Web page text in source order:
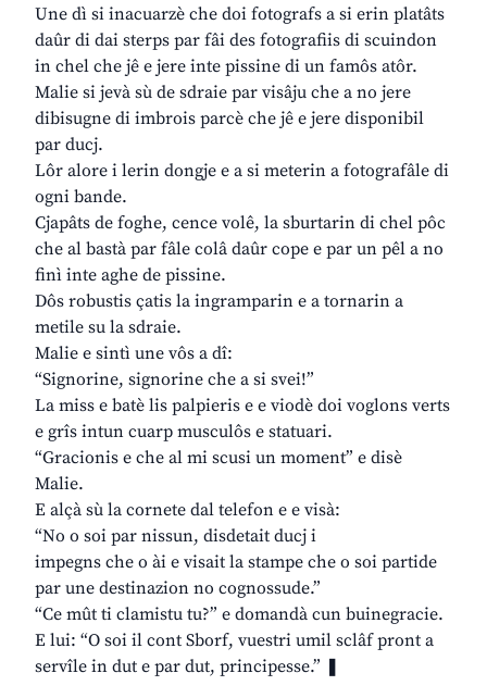
Une dì si inacuarzè che doi fotografs a si erin platâts
daûr di dai sterps par fâi des fotografiis di scuindon
in chel che jê e jere inte pissine di un famôs atôr.
Malie si jevà sù de sdraie par visâju che a no jere
dibisugne di imbrois parcè che jê e jere disponibil
par ducj.
Lôr alore i lerin dongje e a si meterin a fotografâle di
ogni bande.
Cjapâts de foghe, cence volê, la sburtarin di chel pôc
che al bastà par fâle colâ daûr cope e par un pêl a no
finì inte aghe de pissine.
Dôs robustis çatis la ingramparin e a tornarin a
metile su la sdraie.
Malie e sintì une vôs a dî:
“Signorine, signorine che a si svei!”
La miss e batè lis palpieris e e viodè doi voglons verts
e grîs intun cuarp musculôs e statuari.
“Gracionis e che al mi scusi un moment” e disè
Malie.
E alçà sù la cornete dal telefon e e visà:
“No o soi par nissun, disdetait ducj i
impegns che o ài e visait la stampe che o soi partide
par une destinazion no cognossude.”
“Ce mût ti clamistu tu?” e domandà cun buinegracie.
E lui: “O soi il cont Sborf, vuestri umil sclâf pront a
servîle in dut e par dut, principesse.” ❚